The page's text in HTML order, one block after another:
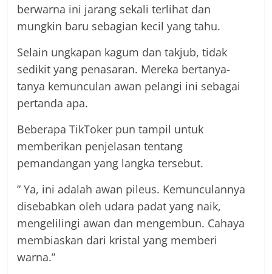
berwarna ini jarang sekali terlihat dan
mungkin baru sebagian kecil yang tahu.
Selain ungkapan kagum dan takjub, tidak
sedikit yang penasaran. Mereka bertanya-
tanya kemunculan awan pelangi ini sebagai
pertanda apa.
Beberapa TikToker pun tampil untuk
memberikan penjelasan tentang
pemandangan yang langka tersebut.
” Ya, ini adalah awan pileus. Kemunculannya
disebabkan oleh udara padat yang naik,
mengelilingi awan dan mengembun. Cahaya
membiaskan dari kristal yang memberi
warna.”